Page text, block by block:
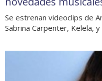
Se estrenan videoclips de
Sabrina Carpenter, Kelela,